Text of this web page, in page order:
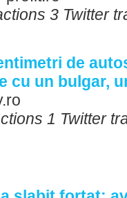
3 Twitter
de
cu un bulgar,
1 Twitter